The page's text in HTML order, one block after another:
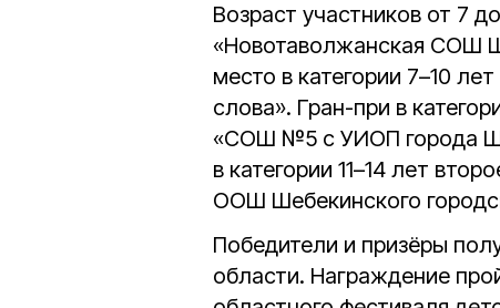
Возраст участников от 7
«Новотаволжанская СОШ
место в категории 7–10
слова». Гран-при в
«СОШ №5 с УИОП города
в категории 11–14 лет
ООШ Шебекинского
Победители и призёры
области. Награждение